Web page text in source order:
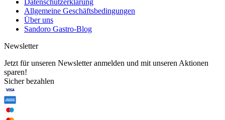
Allgemeine Geschäftsbedingungen
Über uns
Sandoro Gastro-Blog
Newsletter
Jetzt für unseren Newsletter anmelden und mit unseren Aktionen
sparen!
Sicher bezahlen